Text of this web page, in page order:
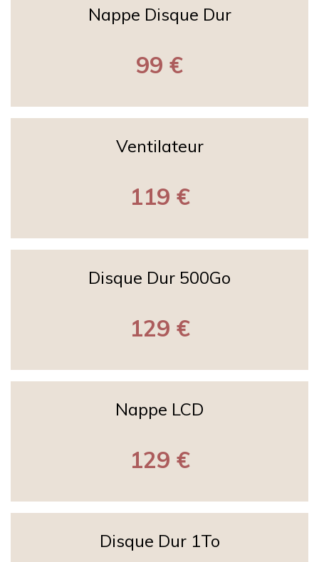
Nappe Disque Dur
99 €
Ventilateur
119 €
Disque Dur 500Go
129 €
Nappe LCD
129 €
Disque Dur 1To